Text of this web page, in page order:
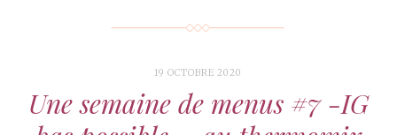
19 OCTOBRE 2020
Une semaine de menus #7 -IG